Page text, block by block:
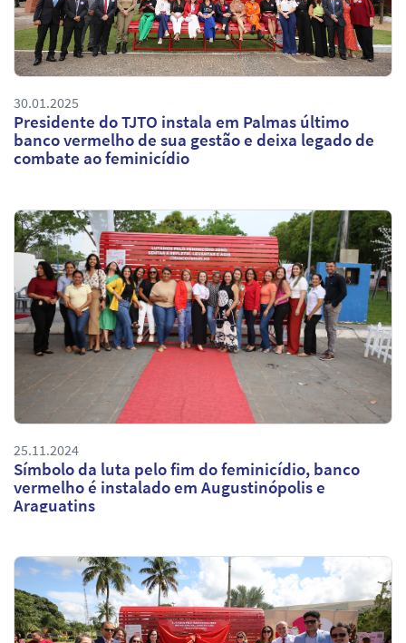
30.01.2025
Presidente do TJTO instala em Palmas último
banco vermelho de sua gestão e deixa legado de
combate ao feminicídio
25.11.2024
Símbolo da luta pelo fim do feminicídio, banco
vermelho é instalado em Augustinópolis e
Araguatins